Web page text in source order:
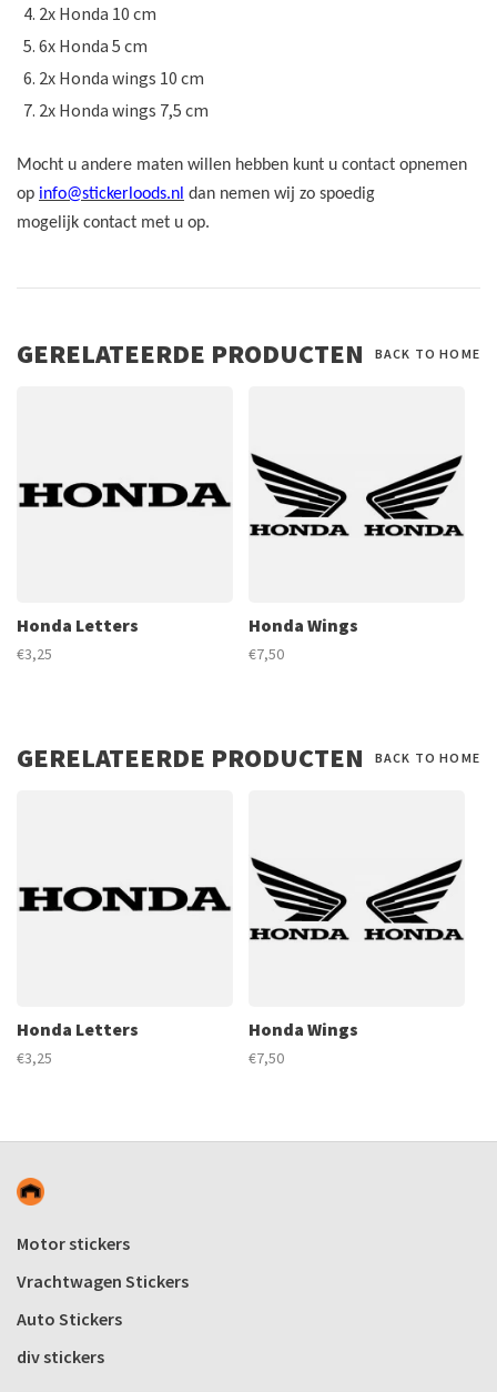
2x Honda 10 cm
6x Honda 5 cm
2x Honda wings 10 cm
2x Honda wings 7,5 cm
Mocht u andere maten willen hebben kunt u contact opnemen
op info@stickerloods.nl dan nemen wij zo spoedig
mogelijk contact met u op.
GERELATEERDE PRODUCTEN BACK TO HOME
Honda Letters
€3,25
Honda Wings
€7,50
GERELATEERDE PRODUCTEN BACK TO HOME
Honda Letters
€3,25
Honda Wings
€7,50
Motor stickers
Vrachtwagen Stickers
Auto Stickers
div stickers